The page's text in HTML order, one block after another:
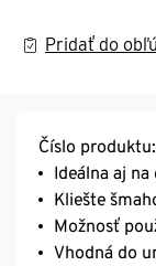
Pridať do
Číslo produktu:
Ideálna aj na
Kliešte
Možnosť
Vhodná do